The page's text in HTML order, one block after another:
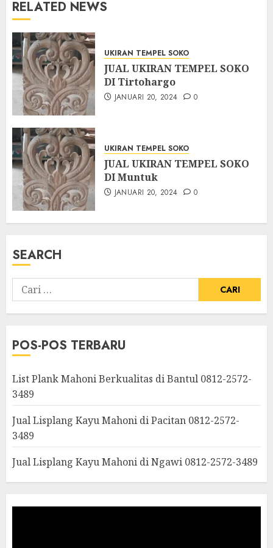
RELATED NEWS
UKIRAN TEMPEL SOKO
JUAL UKIRAN TEMPEL SOKO
DI Tirtohargo
JANUARI 20, 2024 0
UKIRAN TEMPEL SOKO
JUAL UKIRAN TEMPEL SOKO
DI Muntuk
JANUARI 20, 2024 0
SEARCH
POS-POS TERBARU
List Plank Mahoni Berkualitas di Bantul 0812-2572-
3489
Jual Lisplang Kayu Mahoni di Pacitan 0812-2572-
3489
Jual Lisplang Kayu Mahoni di Ngawi 0812-2572-3489